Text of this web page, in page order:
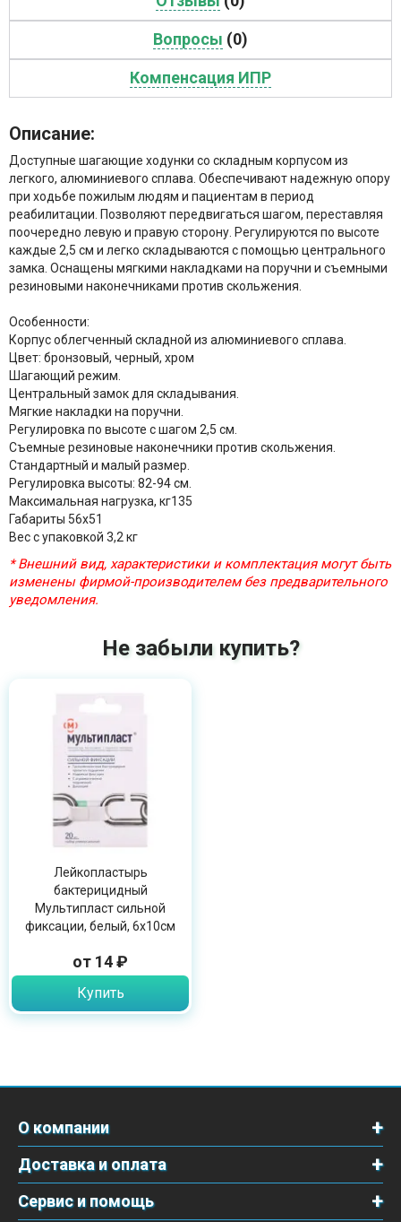
Вопросы (0)
Компенсация ИПР
Описание:
Доступные шагающие ходунки со складным корпусом из
легкого, алюминиевого сплава. Обеспечивают надежную опору
при ходьбе пожилым людям и пациентам в период
реабилитации. Позволяют передвигаться шагом, переставляя
поочередно левую и правую сторону. Регулируются по высоте
каждые 2,5 см и легко складываются с помощью центрального
замка. Оснащены мягкими накладками на поручни и съемными
резиновыми наконечниками против скольжения.
Особенности:
Корпус облегченный складной из алюминиевого сплава.
Цвет: бронзовый, черный, хром
Шагающий режим.
Центральный замок для складывания.
Мягкие накладки на поручни.
Регулировка по высоте с шагом 2,5 см.
Съемные резиновые наконечники против скольжения.
Стандартный и малый размер.
Регулировка высоты: 82-94 см.
Максимальная нагрузка, кг135
Габариты 56х51
Вес с упаковкой 3,2 кг
* Внешний вид, характеристики и комплектация могут быть
изменены фирмой-производителем без предварительного
уведомления.
Не забыли купить?
Лейкопластырь
бактерицидный
Мультипласт сильной
фиксации, белый, 6х10см
от 14 ₽
Купить
О компании
Доставка и оплата
Сервис и помощь